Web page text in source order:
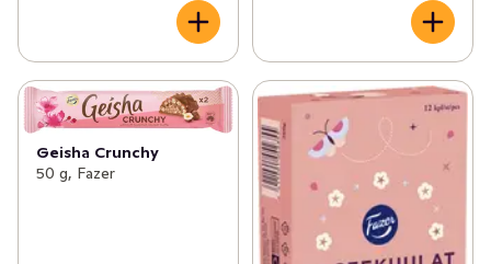
Geisha Crunchy
50 g, Fazer